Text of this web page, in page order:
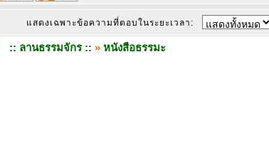
แสดงเฉพาะข้อความที่ตอบในระยะเวลา:
:: ลานธรรมจักร :: » หนังสือธรรมะ